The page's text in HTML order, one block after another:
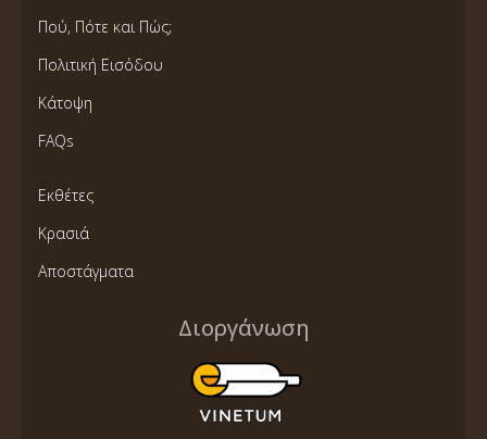
Πού, Πότε και Πώς;
Πολιτική Εισόδου
Κάτοψη
FAQs
Εκθέτες
Κρασιά
Αποστάγματα
Διοργάνωση